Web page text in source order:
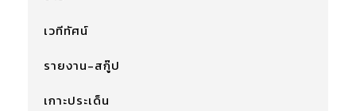
เวทีทัศน์
รายงาน-สกู๊ป
เกาะประเด็น